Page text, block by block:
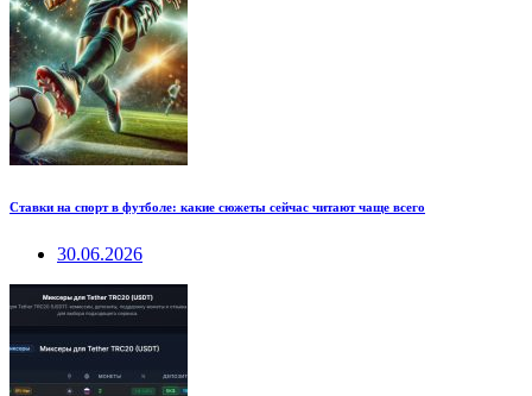
Ставки на спорт в футболе: какие сюжеты сейчас читают чаще всего
30.06.2026